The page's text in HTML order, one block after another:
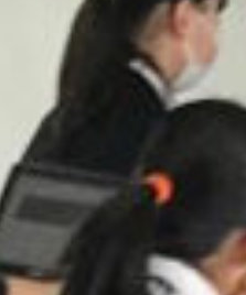
/home/sakurazuka/
t/themes/sakurazuka_2020/